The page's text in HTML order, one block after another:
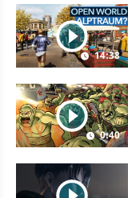
14:38
0:40